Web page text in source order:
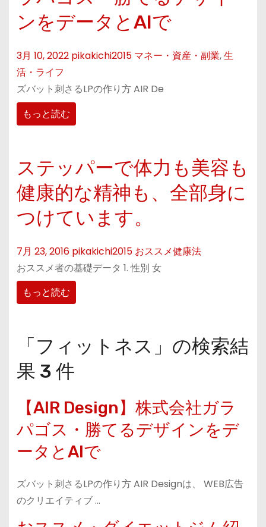
ンをデータとAIで
3月 10, 2022 pikakichi2015 マネー・資産・副業,生
活・ライフ
ズバット刺さるLPの作り方 AIR De
もっと読む
ステッパーで体力も美容も
健康的な精神も、全部身に
つけています。
7月 23, 2016 pikakichi2015 おススメ健康法
おススメ者の基礎データ 1. 性別 女
もっと読む
「フィットネス」の検索結
果 3 件
【AIR Design】株式会社ガラ
パゴス・勝てるデザインをデ
ータとAIで
ズバット刺さるLPの作り方 AIR Designは、 WEB広告
のクリエイティブ …